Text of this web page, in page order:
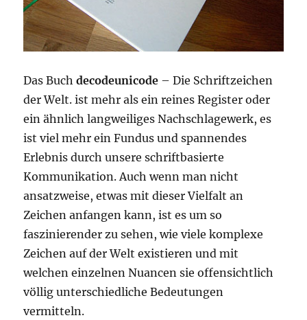
Das Buchdecodeunicode – Die Schriftzeichen
der Welt. ist mehr als ein reines Register oder
ein ähnlich langweiliges Nachschlagewerk, es
ist viel mehr ein Fundus und spannendes
Erlebnis durch unsere schriftbasierte
Kommunikation. Auch wenn man nicht
ansatzweise, etwas mit dieser Vielfalt an
Zeichen anfangen kann, ist es um so
faszinierender zu sehen, wie viele komplexe
Zeichen auf der Welt existieren und mit
welchen einzelnen Nuancen sie offensichtlich
völlig unterschiedliche Bedeutungen
vermitteln.